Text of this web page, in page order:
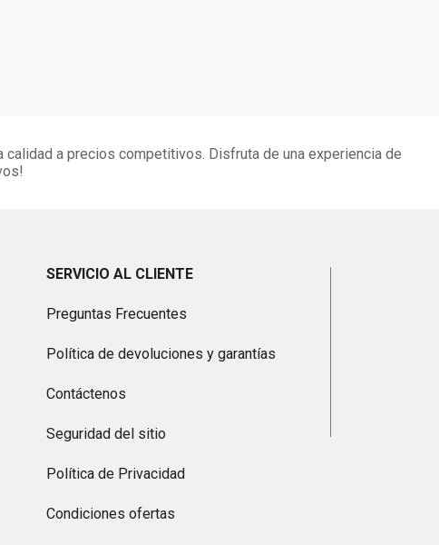
a precios competitivos. Disfruta de una experiencia de
SERVICIO AL CLIENTE
Preguntas Frecuentes
Política de devoluciones y garantías
Contáctenos
Seguridad del sitio
Política de Privacidad
Condiciones ofertas